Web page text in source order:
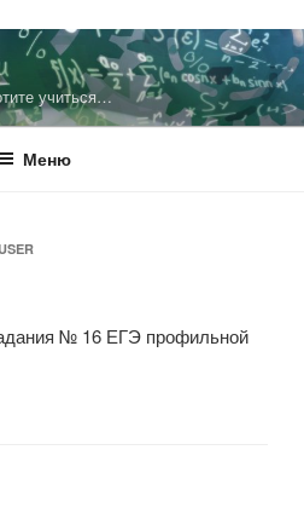
учиться…
Меню
№ 16 ЕГЭ профильной